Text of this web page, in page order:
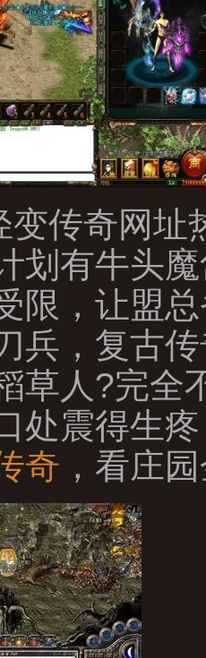
传奇网址
划有牛头
限，让盟
兵，复古
草人?完全
处震得生
奇 ，看庄